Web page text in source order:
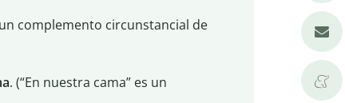
complemento circunstancial de
. (“En nuestra cama” es un